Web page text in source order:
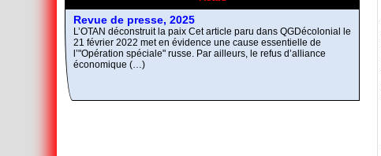
Revue de presse, 2025
L’Autre et le Mal
Comment réunir les contraires antagonistes ?